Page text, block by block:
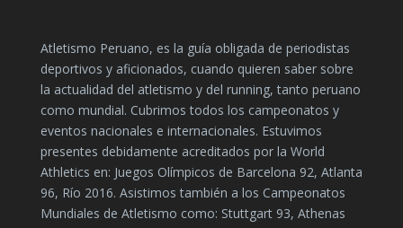
Atletismo Peruano, es la guía obligada de periodistas
deportivos y aficionados, cuando quieren saber sobre
la actualidad del atletismo y del running, tanto peruano
como mundial. Cubrimos todos los campeonatos y
eventos nacionales e internacionales. Estuvimos
presentes debidamente acreditados por la World
Athletics en: Juegos Olímpicos de Barcelona 92, Atlanta
96, Río 2016. Asistimos también a los Campeonatos
Mundiales de Atletismo como: Stuttgart 93, Athenas